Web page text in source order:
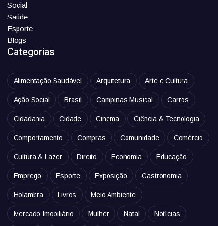
Social
Saúde
Esporte
Blogs
Categorias
Alimentação Saudável Arquitetura Arte e Cultura
Ação Social Brasil Campinas Musical Carros
Cidadania Cidade Cinema Ciência & Tecnologia
Comportamento Compras Comunidade Comércio
Cultura & Lazer Direito Economia Educação
Emprego Esporte Exposição Gastronomia
Holambra Livros Meio Ambiente
Mercado Imobiliário Mulher Natal Notícias